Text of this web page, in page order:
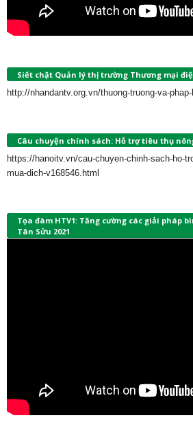
Siết chặt Quản lý thị trường Thương mại
http://nhandantv.org.vn/thuong-truong-va-
Câu chuyện chính sách: Hỗ trợ tiêu thụ
https://hanoitv.vn/cau-chuyen-chinh-sach-ho-
mua-dich-v168546.html
Tọa đàm HTV1: Tăng cường các giải pháp
Tân Sửu 2021